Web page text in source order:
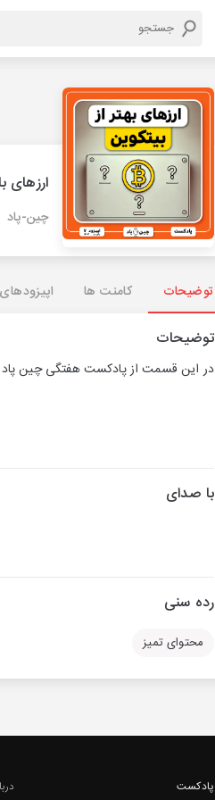
ارزهای
چین-پاد
توضیحات کامنت ها
توضیحات
در این قسمت از پادکست هفتگی چین پاد
با صدای
رده سنی
محتوای تمیز
پادکست